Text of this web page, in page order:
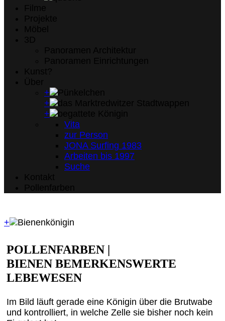
+
+
+
Vita
zur Person
JONA Surfing 1983
Arbeiten bis 1997
Suche
+
POLLENFARBEN |
BIENEN BEMERKENSWERTE
LEBEWESEN
Im Bild läuft gerade eine Königin über die Brutwabe
und kontrolliert, in welche Zelle sie bisher noch kein